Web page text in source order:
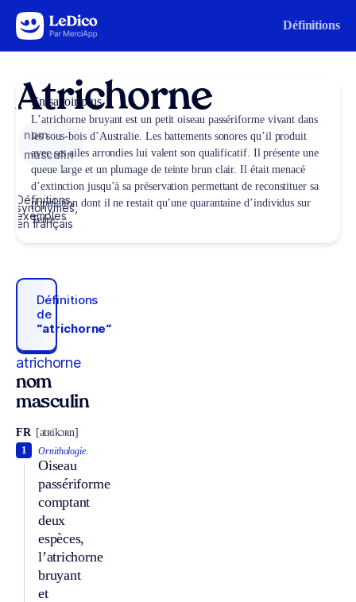
Aller au contenu Définitions
Atrichorne
nom
masculin
Définitions,
synonymes,
exemples
en français
Définitions
de
“atrichorne“
atrichorne
nom
masculin
FR [atʀikɔʀn]
Ornithologie.
Oiseau
passériforme
comptant
deux
espèces,
l’atrichorne
bruyant
et
1
En savoir plus
L’atrichorne bruyant est un petit oiseau passériforme vivant dans
les sous-bois d’Australie. Les battements sonores qu’il produit
avec ses ailes arrondies lui valent son qualificatif. Il présente une
queue large et un plumage de teinte brun clair. Il était menacé
d’extinction jusqu’à sa préservation permettant de reconstituer sa
population dont il ne restait qu’une quarantaine d’individus sur
Terre.